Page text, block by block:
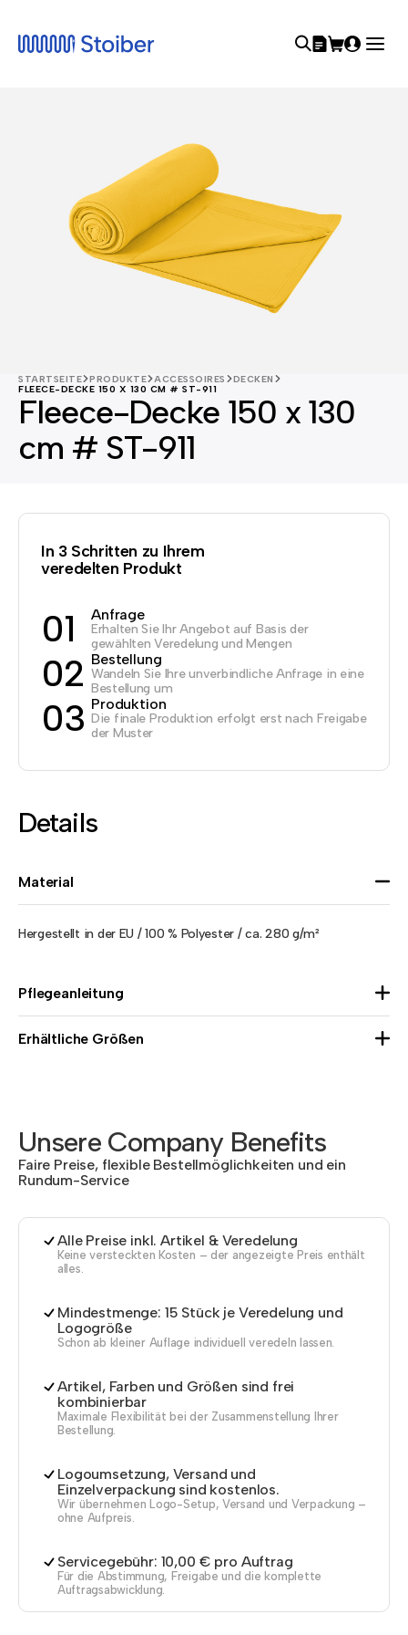
STARTSEITE PRODUKTE ACCESSOIRES
DECKEN
FLEECE-DECKE 150 X 130 CM # ST-911
Fleece-Decke 150 x 130
cm # ST-911
In 3 Schritten zu Ihrem
veredelten Produkt
01 Anfrage
Erhalten Sie Ihr Angebot auf Basis der
gewählten Veredelung und Mengen
02 Bestellung
Wandeln Sie Ihre unverbindliche Anfrage in eine
Bestellung um
03 Produktion
Die finale Produktion erfolgt erst nach Freigabe
der Muster
Details
Material
Hergestellt in der EU / 100 % Polyester / ca. 280 g/m²
Pflegeanleitung
Erhältliche Größen
Unsere Company Benefits
Faire Preise, flexible Bestellmöglichkeiten und ein
Rundum-Service
Alle Preise inkl. Artikel & Veredelung
Keine versteckten Kosten – der angezeigte Preis enthält
alles.
Mindestmenge: 15 Stück je Veredelung und
Logogröße
Schon ab kleiner Auflage individuell veredeln lassen.
Artikel, Farben und Größen sind frei
kombinierbar
Maximale Flexibilität bei der Zusammenstellung Ihrer
Bestellung.
Logoumsetzung, Versand und
Einzelverpackung sind kostenlos.
Wir übernehmen Logo-Setup, Versand und Verpackung –
ohne Aufpreis.
Servicegebühr: 10,00 € pro Auftrag
Für die Abstimmung, Freigabe und die komplette
Auftragsabwicklung.